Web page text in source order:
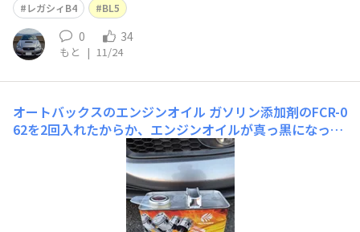
レガシィB4 BL5
0 34
もと | 11/24
オートバックスのエンジンオイル ガソリン添加剤のFCR-0
62を2回入れたからか、エンジンオイルが真っ黒になっ
て、メカニカルノイズが出てきたので上抜きで2.5Lほどオ
イルを抜いて、補充しました。 次回のオイル交換までの
繋ぎです。オートバックスPBのエンジンオイル。中身は
カストロールみたいです。1リットル当たり1000円く